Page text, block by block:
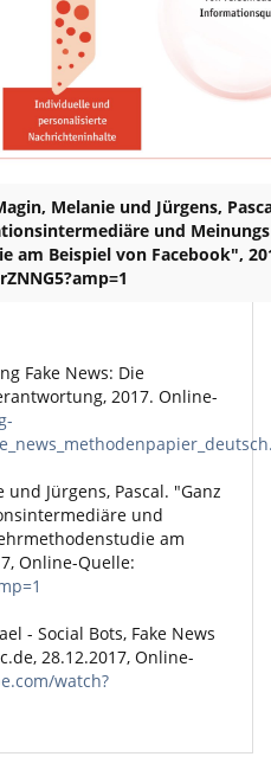
Melanie und Jürgens,
und
am Beispiel von Facebook",
Fake News: Die
2017. Online-
Jürgens, Pascal. "Ganz
und
am
Online-Quelle:
- Social Bots, Fake News
, 28.12.2017, Online-
watch?